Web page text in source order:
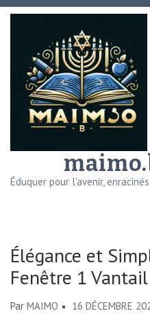
Aller
(Pressez
Entrée)
Éduquer pour l'avenir,
Élégance et
Fenêtre 1 Vantail
Par MAIMO 16 DÉCEMBRE